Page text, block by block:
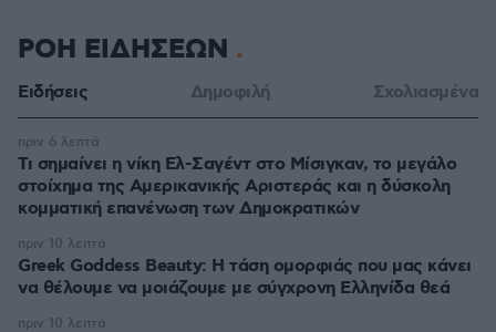
ΡΟΗ ΕΙΔΗΣΕΩΝ
Ειδήσεις Δημοφιλή Σχολιασμένα
Τι σημαίνει η νίκη Ελ-Σαγέντ στο Μίσιγκαν, το μεγάλο
στοίχημα της Aμερικανικής Αριστεράς και η δύσκολη
κομματική επανένωση των Δημοκρατικών
πριν 6 λεπτά
Greek Goddess Beauty: Η τάση ομορφιάς που μας κάνει
να θέλουμε να μοιάζουμε με σύγχρονη Ελληνίδα θεά
πριν 10 λεπτά
πριν 10 λεπτά